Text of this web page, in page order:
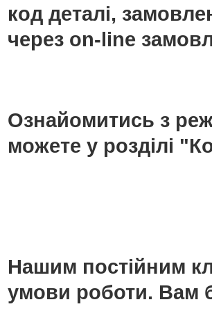
код деталі,
через on-line
Ознайомитись з
можете у розділі
Нашим постійним
умови роботи. Вам